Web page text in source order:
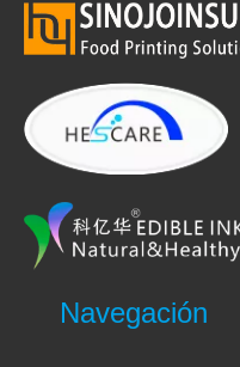
Navegación